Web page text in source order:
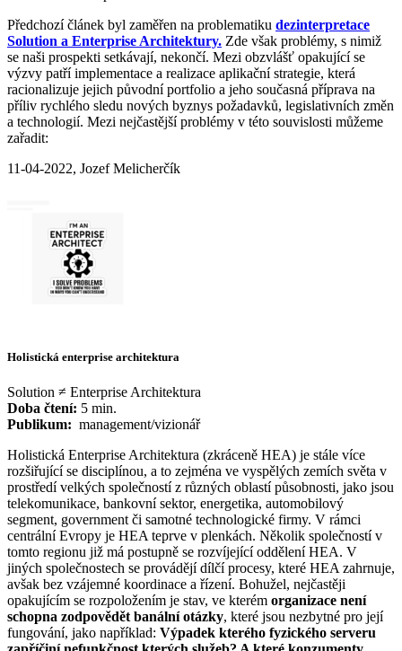
Předchozí článek byl zaměřen na problematiku dezinterpretace
Solution a Enterprise Architektury. Zde však problémy, s nimiž
se naši prospekti setkávají, nekončí. Mezi obzvlášť opakující se
výzvy patří implementace a realizace aplikační strategie, která
racionalizuje jejich původní portfolio a jeho současná příprava na
příliv rychlého sledu nových byznys požadavků, legislativních změn
a technologií. Mezi nejčastější problémy v této souvislosti můžeme
zařadit:
11-04-2022, Jozef Melicherčík
Holistická enterprise architektura
Solution ≠ Enterprise Architektura
Doba čtení: 5 min.
Publikum: management/vizionář
Holistická Enterprise Architektura (zkráceně HEA) je stále více
rozšiřující se disciplínou, a to zejména ve vyspělých zemích světa v
prostředí velkých společností z různých oblastí působnosti, jako jsou
telekomunikace, bankovní sektor, energetika, automobilový
segment, government či samotné technologické firmy. V rámci
centrální Evropy je HEA teprve v plenkách. Několik společností v
tomto regionu již má postupně se rozvíjející oddělení HEA. V
jiných společnostech se provádějí dílčí procesy, které HEA zahrnuje,
avšak bez vzájemné koordinace a řízení. Bohužel, nejčastěji
opakujícím se rozpoložením je stav, ve kterém organizace není
schopna zodpovědět banální otázky, které jsou nezbytné pro její
fungování, jako například: Výpadek kterého fyzického serveru